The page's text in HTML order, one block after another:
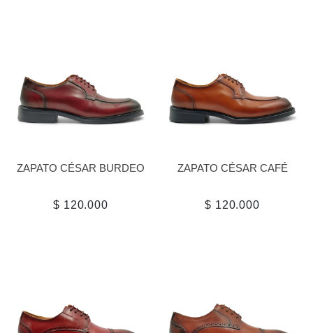
ZAPATO CÉSAR BURDEO
$ 120.000
ZAPATO CÉSAR CAFÉ
$ 120.000